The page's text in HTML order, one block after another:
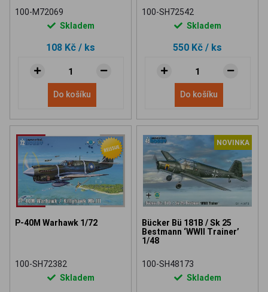
100-M72069
Skladem
108 Kč / ks
Do košíku
100-SH72542
Skladem
550 Kč / ks
Do košíku
P-40M Warhawk 1/72
100-SH72382
Skladem
NOVINKA
Bücker Bü 181B / Sk 25
Bestmann ‘WWII Trainer’
1/48
100-SH48173
Skladem